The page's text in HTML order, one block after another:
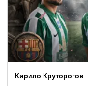
Кирило Круторогов